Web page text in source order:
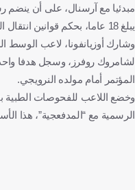
يبلغ 18 عاما، بحكم قوانين انتقال اللاعبين داخل الاتحاد الأوروبي.
لشامروك روفرز، وسجل هدفا
المؤتمر أمام مولده النرويجي.
وخضع اللاعب للفحوصات الطبية
الرسمية مع “المدفعجية”، هذا